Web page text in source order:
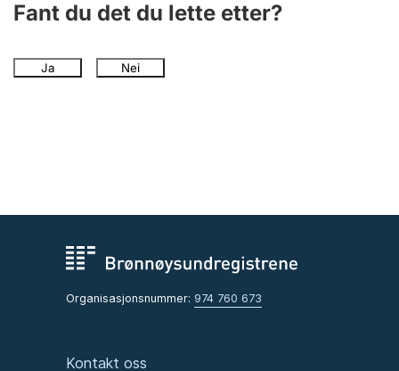
Fant du det du lette etter?
Ja Nei
Organisasjonsnummer: 974 760 673
Kontakt oss